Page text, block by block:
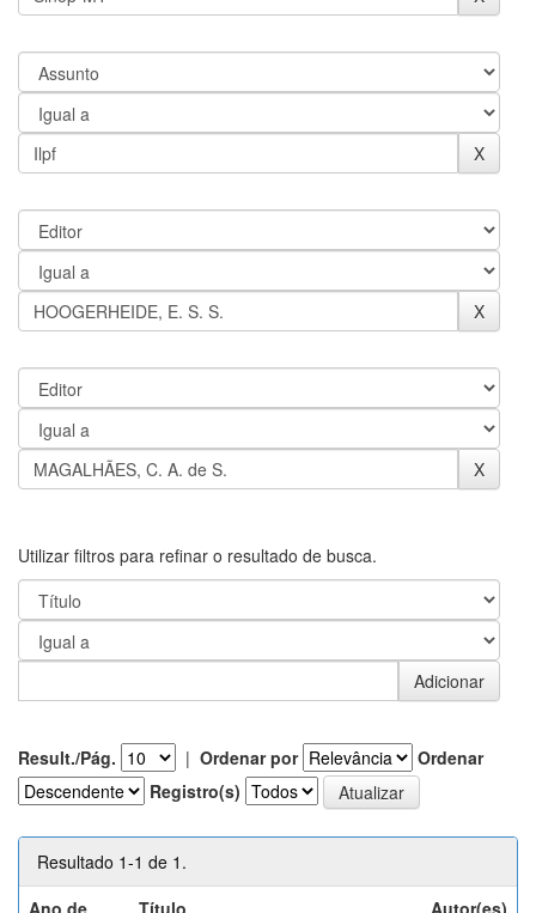
Utilizar filtros para refinar o resultado de busca.
Result./Pág. | Ordenar por
Ordenar
Registro(s)
Resultado 1-1 de 1.
Ano de
Título Autor(es)